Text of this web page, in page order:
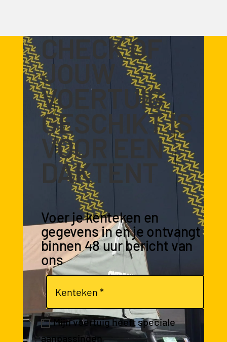
CHECK OF
JOUW
VOERTUIG
GESCHIKT IS
VOOR EEN
DAKTENT
Voer je kenteken en
gegevens in en je ontvangt
binnen 48 uur bericht van
ons
Mijn voertuig heeft speciale
aanpassingen